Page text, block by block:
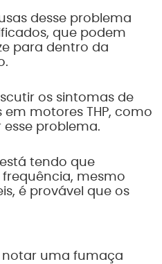
desse problema
que podem
para dentro da
os sintomas de
motores THP, como
problema.
tendo que
mesmo
é provável que os
notar uma fumaça